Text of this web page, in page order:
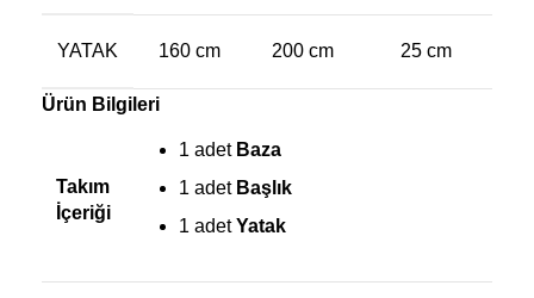
YATAK 160 cm 200 cm 25 cm
Ürün Bilgileri
Takım
İçeriği
1 adet Baza
1 adet Başlık
1 adetYatak